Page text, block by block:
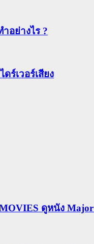
อย่างไร ?
ร์เวอร์เสียง
ดูหนัง